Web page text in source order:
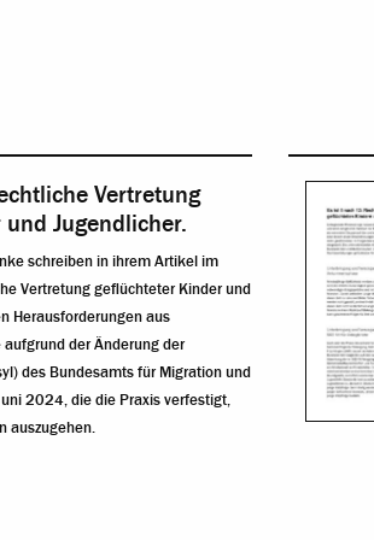
Vertretung
Jugendlicher.
schreiben in ihrem Artikel im
Vertretung geflüchteter Kinder und
Herausforderungen aus
der Änderung der
des Bundesamts für Migration und
2024, die die Praxis verfestigt,
auszugehen.